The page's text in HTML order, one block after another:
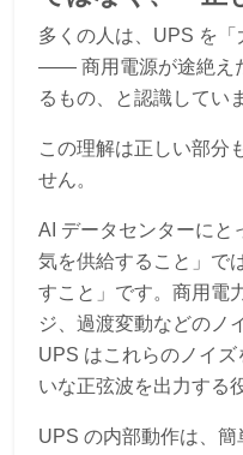
多くの人は、UPS を「
—— 商用電源が途絶え
るもの、と認識してい
この理解は正しい部分
せん。
AI データセンターにと
気を供給すること」で
すこと」です。商用電
ジ、過渡変動などのノ
UPS はこれらのノイ
いな正弦波を出力する
UPS の内部動作は、簡